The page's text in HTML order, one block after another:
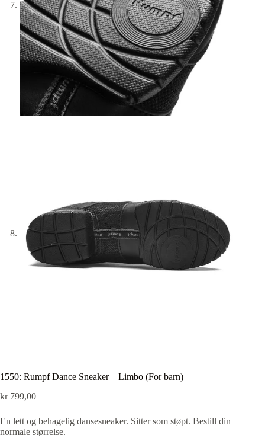
1550: Rumpf Dance Sneaker – Limbo (For barn)
kr799,00
En lett og behagelig dansesneaker. Sitter som støpt. Bestill din
normale størrelse.